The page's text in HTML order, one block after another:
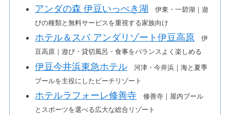
アンダの森 伊豆いっぺき湖 伊東・一碧湖｜遊
びの種類と無料サービスを重視する家族向け
ホテル＆スパ アンダリゾート伊豆高原 伊
豆高原｜遊び・貸切風呂・食事をバランスよく楽しめる
伊豆今井浜東急ホテル 河津・今井浜｜海と夏季
プールを主役にしたビーチリゾート
ホテルラフォーレ修善寺 修善寺｜屋内プール
とスポーツを選べる広大な総合リゾート